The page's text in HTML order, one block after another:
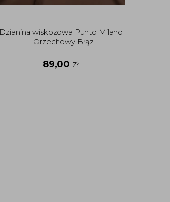
Dzianina wiskozowa Punto Milano
- Orzechowy Brąz
89,00 zł